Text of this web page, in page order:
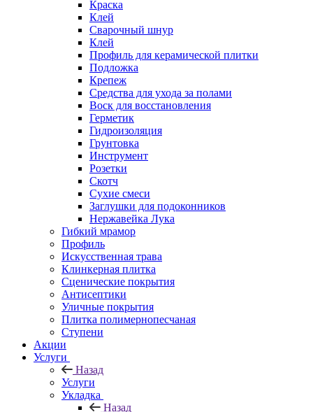
Краска
Клей
Сварочный шнур
Клей
Профиль для керамической плитки
Подложка
Крепеж
Средства для ухода за полами
Воск для восстановления
Герметик
Гидроизоляция
Грунтовка
Инструмент
Розетки
Скотч
Сухие смеси
Заглушки для подоконников
Нержавейка Лука
Гибкий мрамор
Профиль
Искусственная трава
Клинкерная плитка
Сценические покрытия
Антисептики
Уличные покрытия
Плитка полимернопесчаная
Ступени
Акции
Услуги
Назад
Услуги
Укладка
Назад